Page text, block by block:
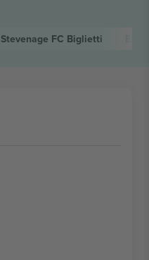
Stevenage FC Biglietti